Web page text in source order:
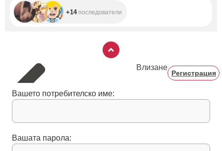
+14последователи
Влизане
Регистрация
Вашето потребителско име:
Вашата парола: